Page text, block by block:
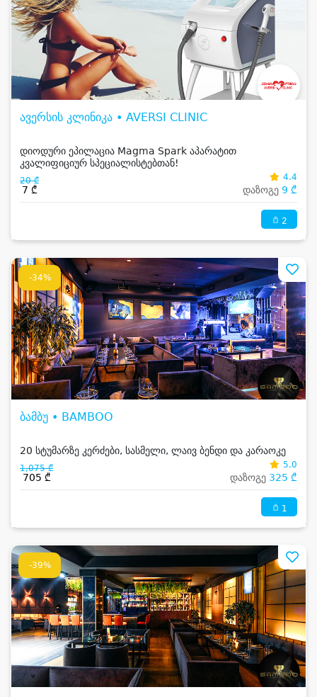
ავერსის კლინიკა • AVERSI CLINIC
დიოდური ეპილაცია Magma Spark აპარატით
კვალიფიციურ სპეციალისტებთან!
20 ₾
7 ₾
4.4
დაზოგე 9 ₾
2
-34%
ბამბუ • BAMBOO
20 სტუმარზე კერძები, სასმელი, ლაივ ბენდი და კარაოკე
1,075 ₾
705 ₾
5.0
დაზოგე 325 ₾
1
-39%